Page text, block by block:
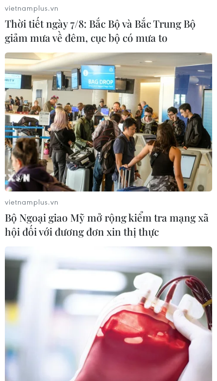
Xử phạt hai hành khách mang 200 triệu
đồng xuất cảnh không khai báo
23/10/2018 14:48
Chi cục Hải quan cửa khẩu sân bay quốc tế Tân Sơn
Nhất xử phạt vi phạm hành chính 30 triệu đồng đối với
ông L.C.Đ. cùng vợ là V.T.X.D., trú tại tỉnh Lâm Đồng.
vietnamplus.vn
Thời tiết ngày 7/8: Bắc Bộ và Bắc Trung Bộ
giảm mưa về đêm, cục bộ có mưa to
vietnamplus.vn
Bộ Ngoại giao Mỹ mở rộng kiểm tra mạng xã
hội đối với đương đơn xin thị thực